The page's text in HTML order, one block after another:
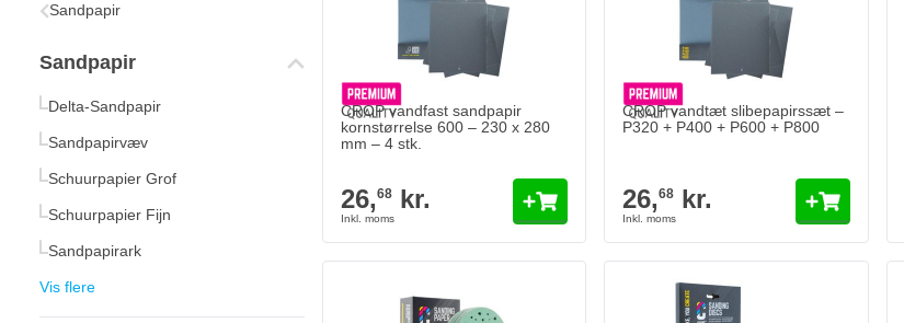
Sandpapir
Sandpapir
Delta-Sandpapir
Sandpapirvæv
Schuurpapier Grof
Schuurpapier Fijn
Sandpapirark
Vis flere
CROP vandfast sandpapir
kornstørrelse 600 – 230 x 280
mm – 4 stk.
26,68kr.
CROP vandtæt slibepapirssæt –
P320 + P400 + P600 + P800
26,68 kr.